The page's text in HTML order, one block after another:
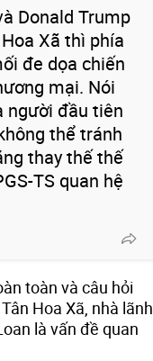
Donald Trump
Xã thì phía
đe dọa chiến
mại. Nói
người đầu tiên
thể tránh
thay thế thế
TS quan hệ
toàn và câu hỏi
Hoa Xã, nhà lãnh
là vấn đề quan